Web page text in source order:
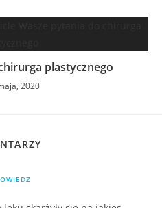
plastycznego
2020